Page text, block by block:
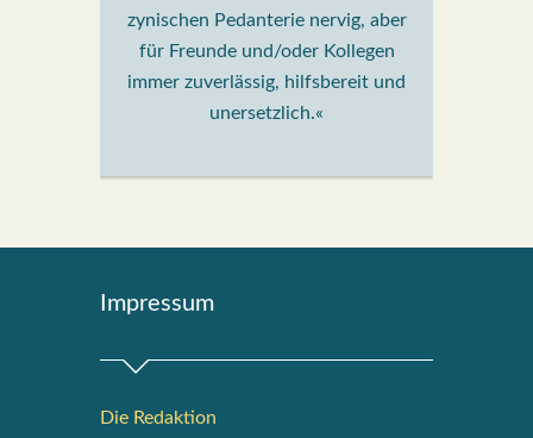
zynischen Pedanterie nervig, aber
für Freunde und/oder Kollegen
immer zuverlässig, hilfsbereit und
unersetzlich.«
Impres­sum
Die Redak­ti­on